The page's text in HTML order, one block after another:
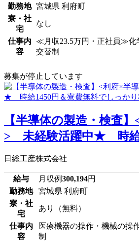
勤務地 宮城県 利府町
寮・社
宅
なし
仕事内
容
≪月収23.5万円・正社員≫化
交替制
募集が停止しています
【半導体の製造・検査
> 未経験活躍中★ 時給
日総工産株式会社
給与 月収例300,194円
勤務地
宮城県 利府町
寮・社
宅
あり（無料）
仕事内
容
医療機器の操作・機械の操
制